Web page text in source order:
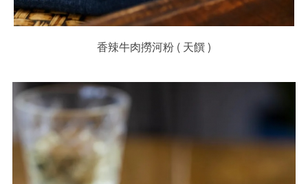
香辣牛肉撈河粉 ( 天饌 )